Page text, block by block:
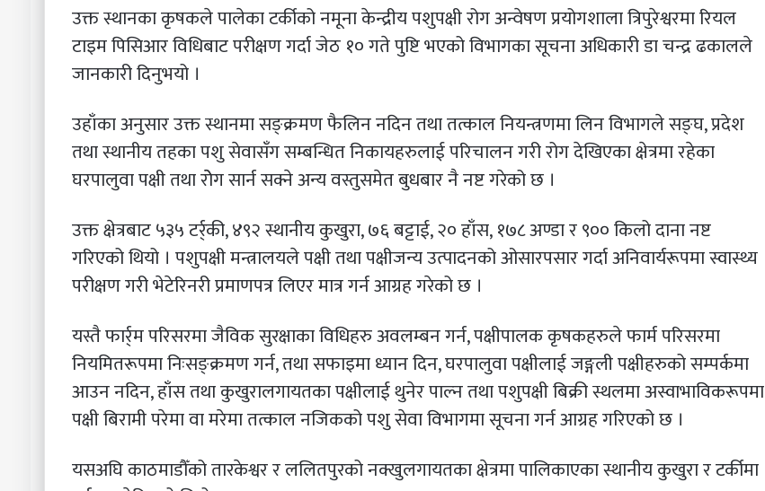
उक्त स्थानका कृषकले पालेका टर्कीको नमूना केन्द्रीय पशुपक्षी रोग अन्वेषण प्रयोगशाला त्रिपुरेश्वरमा रियल
टाइम पिसिआर विधिबाट परीक्षण गर्दा जेठ १० गते पुष्टि भएको विभागका सूचना अधिकारी डा चन्द्र ढकालले
जानकारी दिनुभयो ।
उहाँका अनुसार उक्त स्थानमा सङ्क्रमण फैलिन नदिन तथा तत्काल नियन्त्रणमा लिन विभागले सङ्घ, प्रदेश
तथा स्थानीय तहका पशु सेवासँग सम्बन्धित निकायहरुलाई परिचालन गरी रोग देखिएका क्षेत्रमा रहेका
घरपालुवा पक्षी तथा रोेग सार्न सक्ने अन्य वस्तुसमेत बुधबार नै नष्ट गरेको छ ।
उक्त क्षेत्रबाट ५३५ टर्र्की, ४९२ स्थानीय कुखुरा, ७६ बट्टाई, २० हाँस, १७८ अण्डा र ९०० किलो दाना नष्ट
गरिएको थियो । पशुपक्षी मन्त्रालयले पक्षी तथा पक्षीजन्य उत्पादनको ओसारपसार गर्दा अनिवार्यरूपमा स्वास्थ्य
परीक्षण गरी भेटेरिनरी प्रमाणपत्र लिएर मात्र गर्न आग्रह गरेको छ ।
यस्तै फार्र्म परिसरमा जैविक सुरक्षाका विधिहरु अवलम्बन गर्न, पक्षीपालक कृषकहरुले फार्म परिसरमा
नियमितरूपमा निःसङ्क्रमण गर्न, तथा सफाइमा ध्यान दिन, घरपालुवा पक्षीलाई जङ्गली पक्षीहरुको सम्पर्कमा
आउन नदिन, हाँस तथा कुखुरालगायतका पक्षीलाई थुनेर पाल्न तथा पशुपक्षी बिक्री स्थलमा अस्वाभाविकरूपमा
पक्षी बिरामी परेमा वा मरेमा तत्काल नजिकको पशु सेवा विभागमा सूचना गर्न आग्रह गरिएको छ ।
यसअघि काठमाडौँको तारकेश्वर र ललितपुरको नक्खुलगायतका क्षेत्रमा पालिकाएका स्थानीय कुखुरा र टर्कीमा